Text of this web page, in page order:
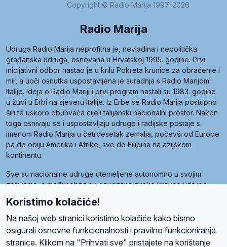
Copyright © Radio Marija 1997-2026
Radio Marija
Udruga Radio Marija neprofitna je, nevladina i nepolitička
građanska udruga, osnovana u Hrvatskoj 1995. godine. Prvi
inicijativni odbor nastao je u krilu Pokreta krunice za obraćenje i
mir, a uoči osnutka uspostavljena je suradnja s Radio Marijom
Italije. Ideja o Radio Mariji i prvi program nastali su 1983. godine
u župi u Erbi na sjeveru Italije. Iz Erbe se Radio Marija postupno
širi te uskoro obuhvaća cijeli talijanski nacionalni prostor. Nakon
toga osnivaju se i uspostavljaju udruge i radijske postaje s
imenom Radio Marija u četrdesetak zemalja, počevši od Europe
pa do obiju Amerika i Afrike, sve do Filipina na azijskom
kontinentu.
Sve su nacionalne udruge utemeljene autonomno u svojim
zemljama, a međusobna su povezane preko krovne udruge
Radio Maria). Svjetsku obitelj utemeljilo je sedam članica, među
kojima je i hrvatska Udruga Radio Marija.
Koristimo kolačiće!
Na našoj web stranici koristimo kolačiće kako bismo
osigurali osnovne funkcionalnosti i pravilno funkcioniranje
stranice. Klikom na "Prihvati sve" pristajete na korištenje